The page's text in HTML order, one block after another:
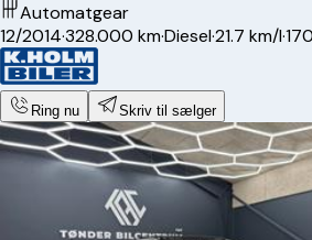
Automatgear
12/2014·328.000 km·Diesel·21.7 km/l·
Ring nu Skriv til sælger